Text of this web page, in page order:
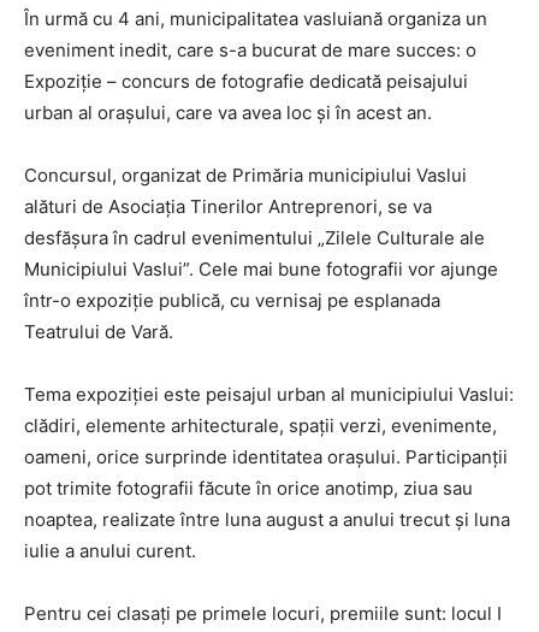
În urmă cu 4 ani, municipalitatea vasluiană organiza un
eveniment inedit, care s-a bucurat de mare succes: o
Expoziție – concurs de fotografie dedicată peisajului
urban al orașului, care va avea loc și în acest an.
Concursul, organizat de Primăria municipiului Vaslui
alături de Asociația Tinerilor Antreprenori, se va
desfășura în cadrul evenimentului „Zilele Culturale ale
Municipiului Vaslui”. Cele mai bune fotografii vor ajunge
într-o expoziție publică, cu vernisaj pe esplanada
Teatrului de Vară.
Tema expoziției este peisajul urban al municipiului Vaslui:
clădiri, elemente arhitecturale, spații verzi, evenimente,
oameni, orice surprinde identitatea orașului. Participanții
pot trimite fotografii făcute în orice anotimp, ziua sau
noaptea, realizate între luna august a anului trecut și luna
iulie a anului curent.
Pentru cei clasați pe primele locuri, premiile sunt: locul I